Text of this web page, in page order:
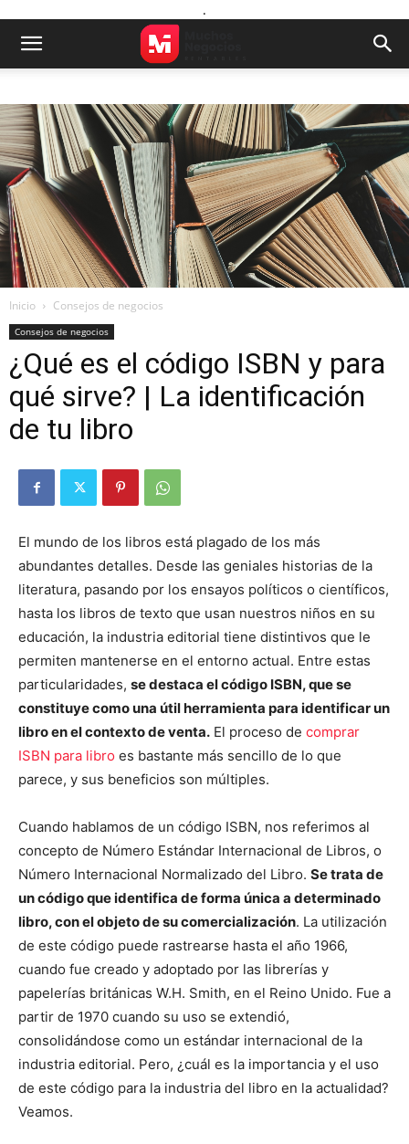
.
Inicio Consejos de negocios
Consejos de negocios
¿Qué es el código ISBN y para
qué sirve? | La identificación
de tu libro
El mundo de los libros está plagado de los más
abundantes detalles. Desde las geniales historias de la
literatura, pasando por los ensayos políticos o científicos,
hasta los libros de texto que usan nuestros niños en su
educación, la industria editorial tiene distintivos que le
permiten mantenerse en el entorno actual. Entre estas
particularidades, se destaca el código ISBN, que se
constituye como una útil herramienta para identificar un
libro en el contexto de venta. El proceso de comprar
ISBN para libro es bastante más sencillo de lo que
parece, y sus beneficios son múltiples.
Cuando hablamos de un código ISBN, nos referimos al
concepto de Número Estándar Internacional de Libros, o
Número Internacional Normalizado del Libro. Se trata de
un código que identifica de forma única a determinado
libro, con el objeto de su comercialización. La utilización
de este código puede rastrearse hasta el año 1966,
cuando fue creado y adoptado por las librerías y
papelerías británicas W.H. Smith, en el Reino Unido. Fue a
partir de 1970 cuando su uso se extendió,
consolidándose como un estándar internacional de la
industria editorial. Pero, ¿cuál es la importancia y el uso
de este código para la industria del libro en la actualidad?
Veamos.